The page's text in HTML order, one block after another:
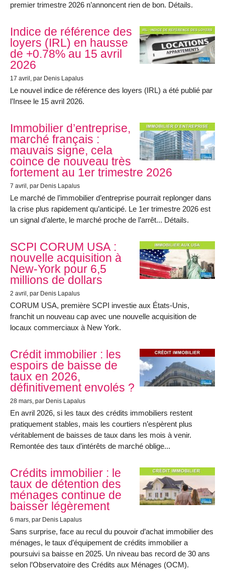
premier trimestre 2026 n’annoncent rien de bon. Détails.
Indice de référence des
loyers (IRL) en hausse
de +0.78% au 15 avril
2026
17 avril , par Denis Lapalus
Le nouvel indice de référence des loyers (IRL) a été publié par
l’Insee le 15 avril 2026.
Immobilier d’entreprise,
marché français :
mauvais signe, cela
coince de nouveau très
fortement au 1er trimestre 2026
7 avril , par Denis Lapalus
Le marché de l’immobilier d’entreprise pourrait replonger dans
la crise plus rapidement qu’anticipé. Le 1er trimestre 2026 est
un signal d’alerte, le marché proche de l’arrêt... Détails.
SCPI CORUM USA :
nouvelle acquisition à
New-York pour 6,5
millions de dollars
2 avril , par Denis Lapalus
CORUM USA, première SCPI investie aux États-Unis,
franchit un nouveau cap avec une nouvelle acquisition de
locaux commerciaux à New York.
Crédit immobilier : les
espoirs de baisse de
taux en 2026,
définitivement envolés ?
28 mars, par Denis Lapalus
En avril 2026, si les taux des crédits immobiliers restent
pratiquement stables, mais les courtiers n’espèrent plus
véritablement de baisses de taux dans les mois à venir.
Remontée des taux d’intérêts de marché oblige...
Crédits immobilier : le
taux de détention des
ménages continue de
baisser légèrement
6 mars, par Denis Lapalus
Sans surprise, face au recul du pouvoir d’achat immobilier des
ménages, le taux d’équipement de crédits immobilier a
poursuivi sa baisse en 2025. Un niveau bas record de 30 ans
selon l’Observatoire des Crédits aux Ménages (OCM).